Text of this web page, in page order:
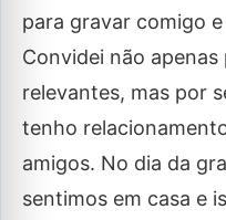
para gravar comigo
Convidei não
relevantes, mas por
tenho
amigos. No dia da
sentimos em casa e